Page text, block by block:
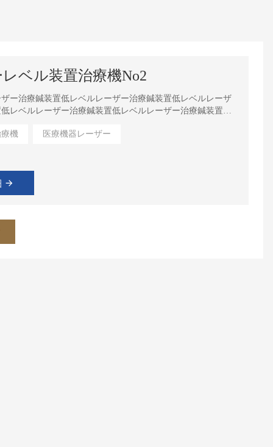
ベル装置治療機No2
ー治療鍼装置低レベルレーザー治療鍼装置低レベルレーザ
レベルレーザー治療鍼装置低レベルレーザー治療鍼装置低
機 医療機器レーザー